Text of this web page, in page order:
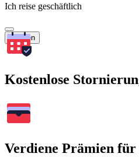
Ich reise geschäftlich
Suchen
Kostenlose
Verdiene Prämien für